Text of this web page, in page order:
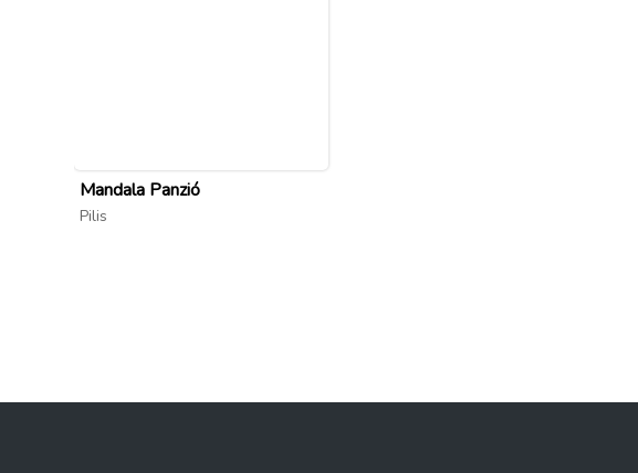
Mandala Panzió
Pilis